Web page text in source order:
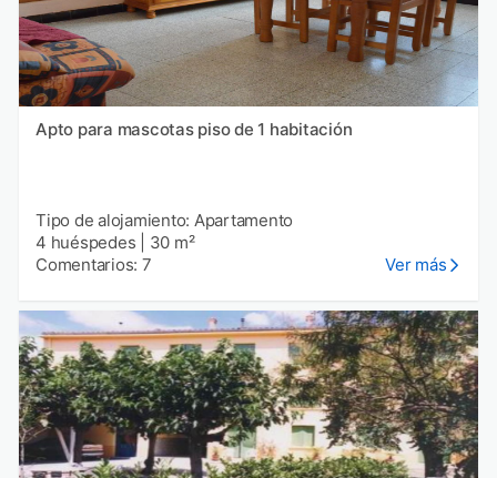
Apto para mascotas piso de 1 habitación
Tipo de alojamiento: Apartamento
4 huéspedes
30 m²
Comentarios: 7
Ver más